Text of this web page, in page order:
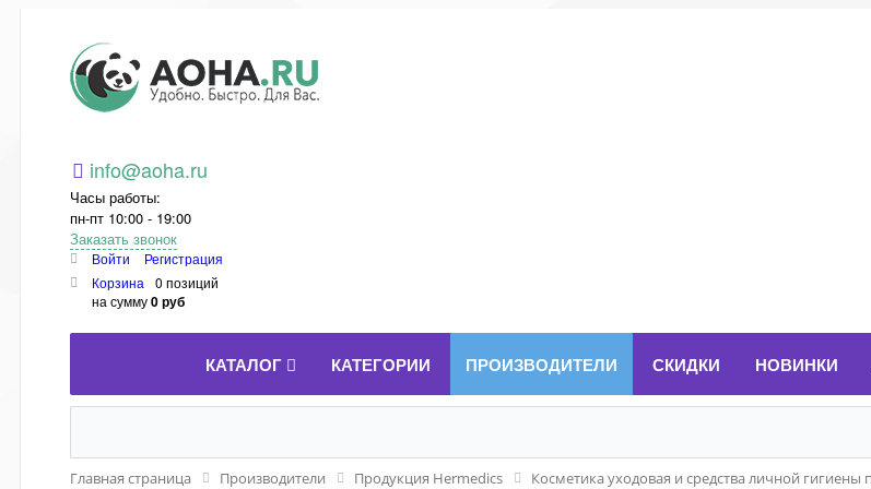
Aoha.ru
info@aoha.ru
Часы работы:
пн-пт 10:00 - 19:00
Заказать звонок
Войти
Регистрация
Корзина
0 позиций
на сумму0 руб
КАТАЛОГ КАТЕГОРИИ ПРОИЗВОДИТЕЛИ СКИДКИ НОВИНКИ
Главная страница Производители Продукция Hermedics Косметика уходовая и средства личной гигиены